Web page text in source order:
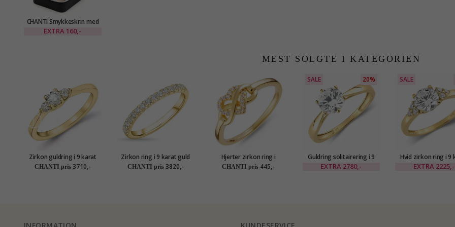
CHANTI Smykkeskrin med
spejl smykkeskrin i
EXTRA 160,-
MEST SOLGTE I KATEGORIEN
Zirkon guldring i 9 karat
guld
CHANTI pris 3710,-
Zirkon ring i 9 karat guld
CHANTI pris 3820,-
Hjerter zirkon ring i
forgyldt sølv
CHANTI pris 445,-
SALE 20%
Guldring solitairering i 9
karat guld - Gold Collection
EXTRA 2780,-
SALE
Hvid zirkon ring i 9
guld - Gold
EXTRA 2225,-